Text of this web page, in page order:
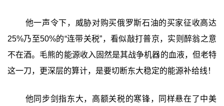
他一声令下，威胁对购买俄罗斯石油的买家征收高达
25%乃至50%的“连带关税”，看似敲打普京，实则醉翁之意
不在酒。毛熊的能源收入固然是其战争机器的血液，但老特
这一刀，更深层的算计，是要切断东大稳定的能源补给线！
他同步剑指东大，高额关税的寒锋，同样悬在了中美